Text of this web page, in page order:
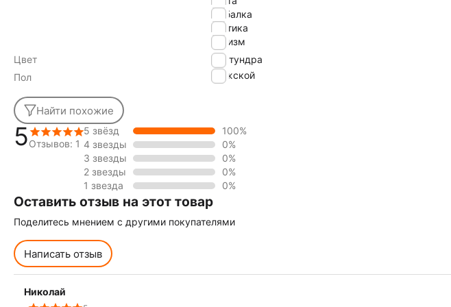
рыбалка
тактика
туризм
Цвет
тундра
Пол
Мужской
Найти похожие
5Отзывов: 1
5 звёзд
100%
4 звезды
0%
3 звезды
0%
2 звезды
0%
1 звезда
0%
Оставить отзыв на этот товар
Поделитесь мнением с другими покупателями
Написать отзыв
Николай